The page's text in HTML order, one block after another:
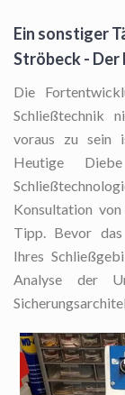
Ein sonstiger
Ströbeck - Der
Die
Schließtechnik
voraus zu sein
Heutige
Konsultation von
Tipp. Bevor das
Ihres
Analyse der